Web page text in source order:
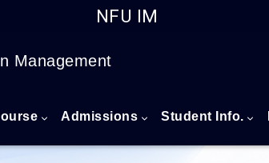
NFU IM
Management
Admissions Student Info.